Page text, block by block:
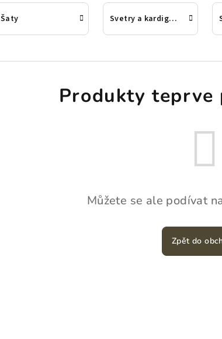
Šaty Svetry a kardigany
Produkty teprve
Můžete se ale podívat
Zpět do